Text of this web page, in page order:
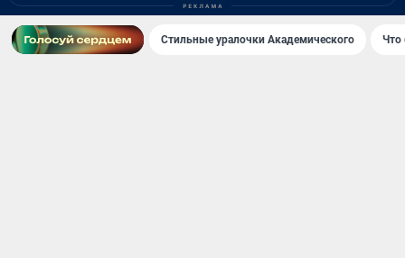
Стильные уралочки Академического Что